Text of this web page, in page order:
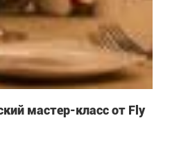
мастер-класс от Fly